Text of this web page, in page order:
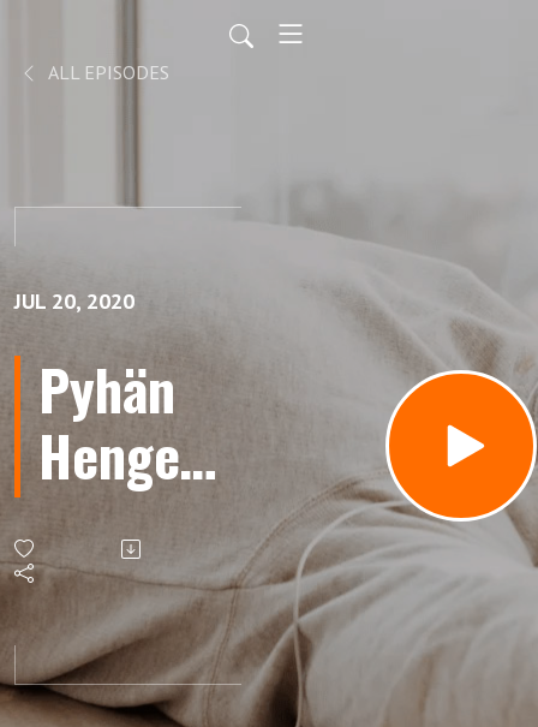
ALL EPISODES
JUL 20, 2020
Pyhän
Hengen
hedelmä,
Gal
5:22-24